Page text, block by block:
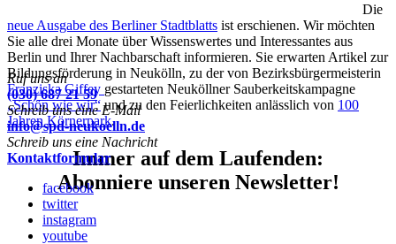
Die
neue Ausgabe des Berliner Stadtblatts ist erschienen. Wir möchten
Sie alle drei Monate über Wissenswertes und Interessantes aus
Berlin und Ihrer Nachbarschaft informieren. Sie erwarten Artikel zur
Bildungsförderung in Neukölln, zu der von Bezirksbürgermeisterin
Franziska Giffey gestarteten Neuköllner Sauberkeitskampagne
„Schön wie wir“und zu den Feierlichkeiten anlässlich von 100
Jahren Körnerpark.
Immer auf dem Laufenden:
Abonniere unseren Newsletter!
Ruf uns an
(030) 687 21 59
Schreib uns eine E-Mail
info@spd-neukoelln.de
Schreib uns eine Nachricht
Kontaktformular
facebook
twitter
instagram
youtube